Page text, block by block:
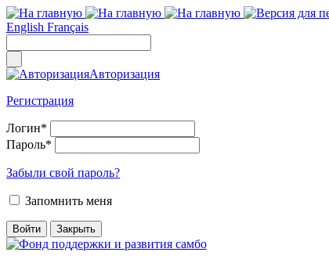
English Français
Авторизация
Регистрация
Логин*
Пароль*
Забыли свой пароль?
Запомнить меня